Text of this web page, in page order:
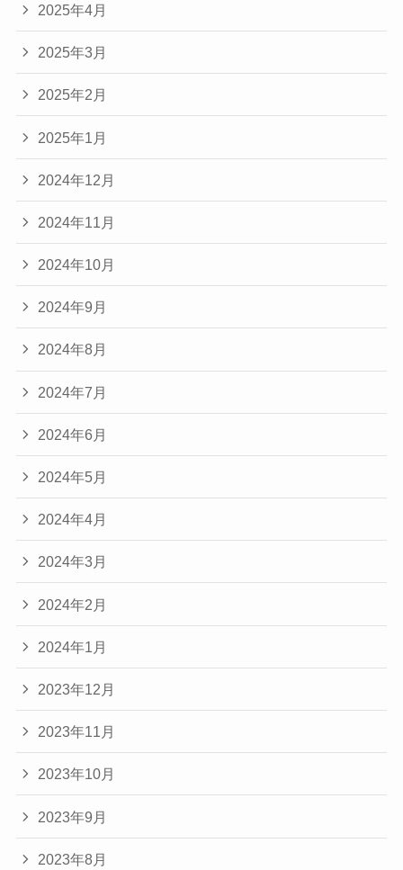
2025年4月
2025年3月
2025年2月
2025年1月
2024年12月
2024年11月
2024年10月
2024年9月
2024年8月
2024年7月
2024年6月
2024年5月
2024年4月
2024年3月
2024年2月
2024年1月
2023年12月
2023年11月
2023年10月
2023年9月
2023年8月